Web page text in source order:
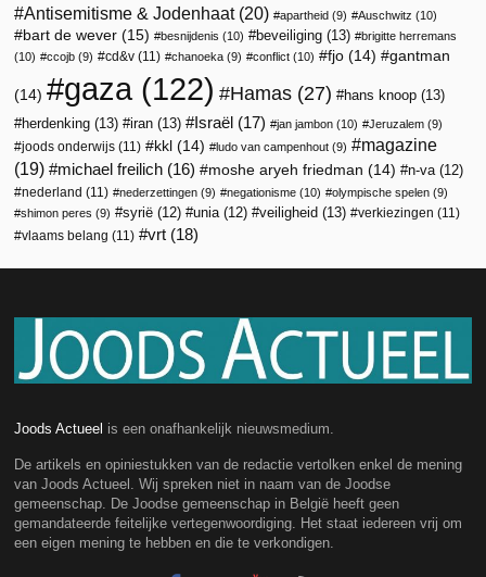
Antisemitisme & Jodenhaat(20) apartheid (9) Auschwitz (10)
bart de wever (15) besnijdenis (10) beveiliging (13)
brigitte herremans
(10)
ccojb (9) cd&v (11) chanoeka (9) conflict (10) fjo (14) gantman
(14) gaza(122) Hamas (27) hans knoop (13)
herdenking (13) iran (13) Israël (17) jan jambon (10) Jeruzalem (9)
joods onderwijs (11) kkl (14) ludo van campenhout (9)
magazine
(19)
michael freilich (16) moshe aryeh friedman (14) n-va(12)
nederland (11) nederzettingen (9) negationisme (10) olympische spelen (9)
shimon peres (9) syrië (12) unia(12) veiligheid (13) verkiezingen (11)
vlaams belang (11) vrt (18)
Joods Actueel is een onafhankelijk nieuwsmedium.
De artikels en opiniestukken van de redactie vertolken enkel de mening
van Joods Actueel. Wij spreken niet in naam van de Joodse
gemeenschap. De Joodse gemeenschap in België heeft geen
gemandateerde feitelijke vertegenwoordiging. Het staat iedereen vrij om
een eigen mening te hebben en die te verkondigen.